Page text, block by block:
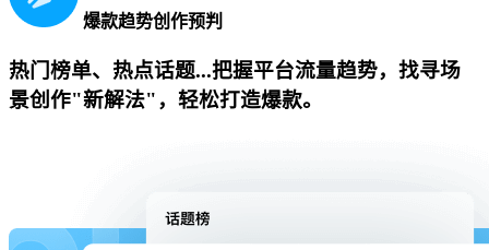
爆款趋势创作预判
热门榜单、热点话题...把握平台流量趋势，找寻场
景创作"新解法"，轻松打造爆款。